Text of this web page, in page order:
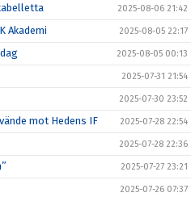
2025-08-06 21:42
Akademi 2025-08-05 22:17
2025-08-05 00:13
2025-07-31 21:54
2025-07-30 23:52
mot Hedens IF 2025-07-28 22:54
2025-07-28 22:36
2025-07-27 23:21
2025-07-26 07:37